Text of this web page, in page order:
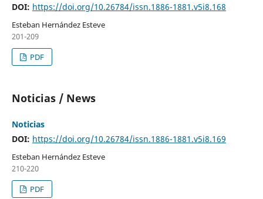
DOI: https://doi.org/10.26784/issn.1886-1881.v5i8.168
Esteban Hernández Esteve
201-209
PDF
Noticias / News
Noticias
DOI: https://doi.org/10.26784/issn.1886-1881.v5i8.169
Esteban Hernández Esteve
210-220
PDF